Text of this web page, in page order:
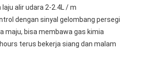
alir udara 2-2.4L / m
dengan sinyal gelombang persegi
maju, bisa membawa gas kimia
terus bekerja siang dan malam